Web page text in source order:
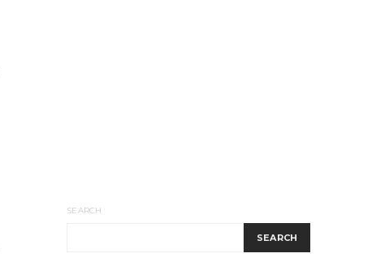
SEARCH
SEARCH